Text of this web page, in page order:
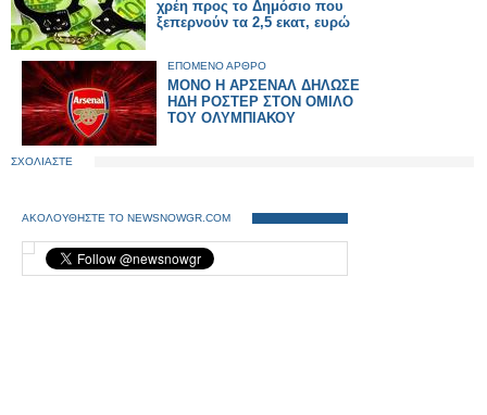
χρέη προς το Δημόσιο που
ξεπερνούν τα 2,5 εκατ, ευρώ
ΕΠΟΜΕΝΟ ΑΡΘΡΟ
ΜΟΝΟ Η ΑΡΣΕΝΑΛ ΔΗΛΩΣΕ
ΗΔΗ ΡΟΣΤΕΡ ΣΤΟΝ ΟΜΙΛΟ
ΤΟΥ ΟΛΥΜΠΙΑΚΟΥ
ΣΧΟΛΙΑΣΤΕ
ΑΚΟΛΟΥΘΗΣΤΕ ΤΟ NEWSNOWGR.COM